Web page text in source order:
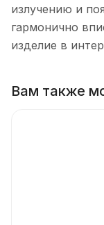
излучению и
гармонично
изделие в
Вам также